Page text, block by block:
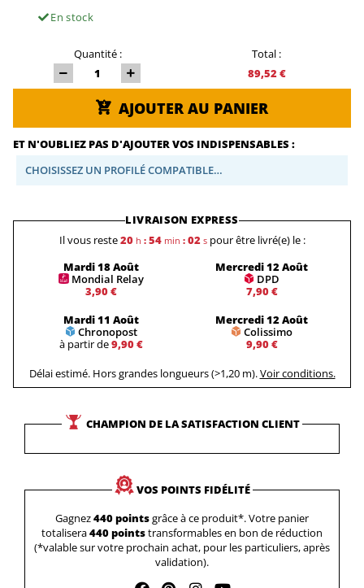
En stock
Quantité :
Total :
89,52 €
AJOUTER AU PANIER
ET N'OUBLIEZ PAS D'AJOUTER VOS INDISPENSABLES :
CHOISISSEZ UN PROFILÉ COMPATIBLE…
LIVRAISON EXPRESS
Il vous reste20h : 54min : 01s pour être livré(e) le :
Mardi 18 Août
Mondial Relay
3,90 €
Mercredi 12 Août
DPD
7,90 €
Mardi 11 Août
Chronopost
à partir de9,90 €
Mercredi 12 Août
Colissimo
9,90 €
Délai estimé. Hors grandes longueurs (>1,20 m).Voir conditions.
CHAMPION DE LA SATISFACTION CLIENT
VOS POINTS FIDÉLITÉ
Gagnez440 pointsgrâce à ce produit*. Votre panier
totalisera440 pointstransformables en bon de réduction
(*valable sur votre prochain achat, pour les particuliers, après
validation).